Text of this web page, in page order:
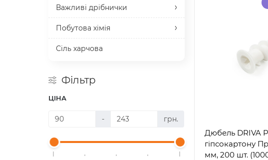
Важливі дрібнички
Побутова хімія
Сіль харчова
Фільтр
ЦІНА
- грн.
Дюбель DRIVA
гіпсокартону
мм, 200 шт.